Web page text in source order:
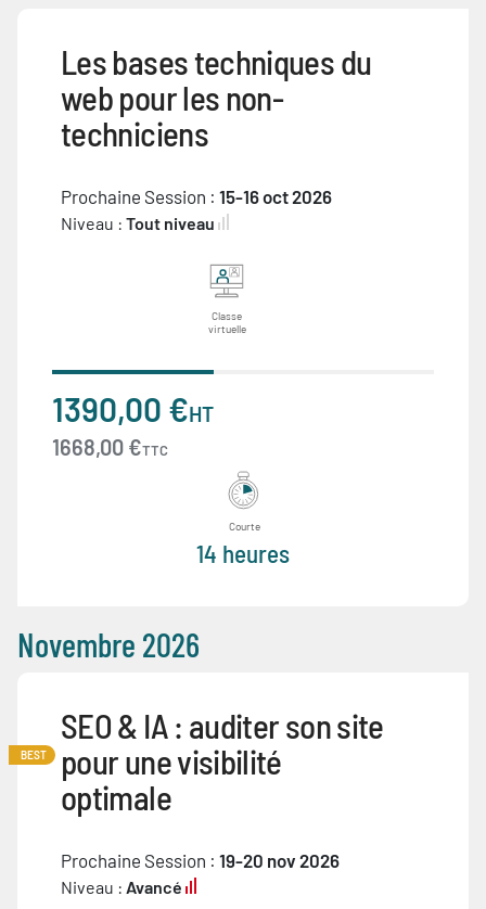
Les bases techniques du
web pour les non-
techniciens
Prochaine Session : 15-16 oct 2026
Niveau : Tout niveau
Classe
virtuelle
1390,00 €HT
1668,00 €TTC
Courte
14 heures
Novembre 2026
BEST
SEO & IA : auditer son site
pour une visibilité
optimale
Prochaine Session : 19-20 nov 2026
Niveau : Avancé